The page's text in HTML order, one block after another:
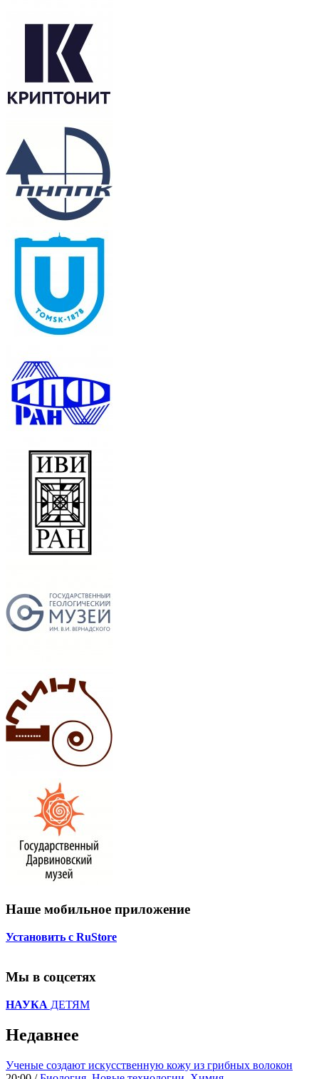
Наше мобильное приложение
Установить с RuStore
Мы в соцсетях
НАУКА ДЕТЯМ
Недавнее
Ученые создают искусственную кожу из грибных волокон